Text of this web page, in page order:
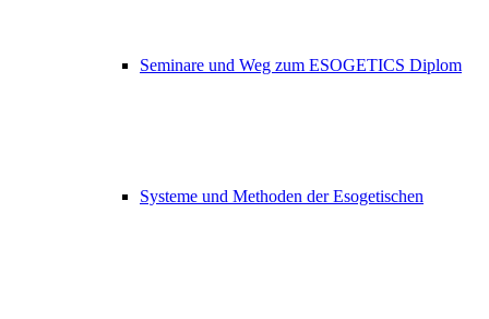
Seminare und Weg zum ESOGETICS Diplom
Systeme und Methoden der Esogetischen